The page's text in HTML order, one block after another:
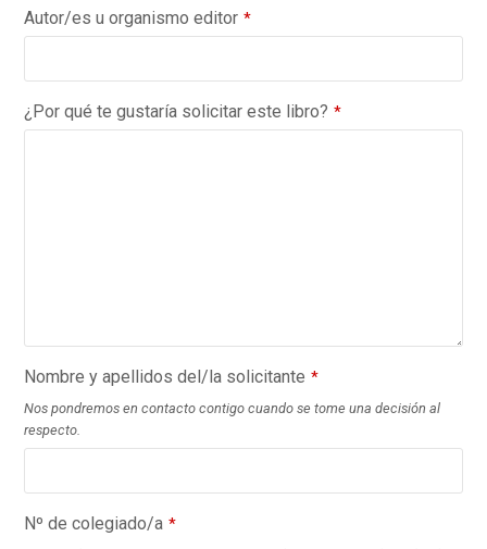
Autor/es u organismo editor *
¿Por qué te gustaría solicitar este libro? *
Nombre y apellidos del/la solicitante *
Nos pondremos en contacto contigo cuando se tome una decisión al
respecto.
Nº de colegiado/a *